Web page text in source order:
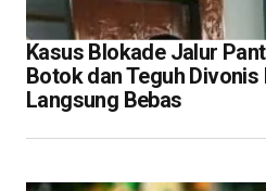
Kasus Blokade Jalur
Botok dan Teguh Divonis
Langsung Bebas